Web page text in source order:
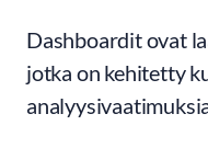
Dashboardit ovat
jotka on kehitetty